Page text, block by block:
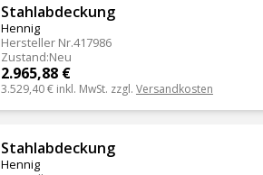
Stahlabdeckung
Hennig
Hersteller Nr.417986
Zustand:Neu
2.965,88 €
3.529,40 € inkl. MwSt. zzgl. Versandkosten
Stahlabdeckung
Hennig